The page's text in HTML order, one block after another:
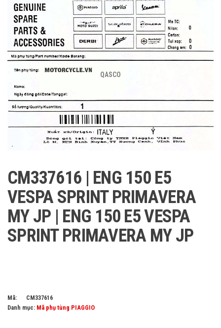
QASCO
CM337616 | ENG 150 E5
VESPA SPRINT PRIMAVERA
MY JP | ENG 150 E5 VESPA
SPRINT PRIMAVERA MY JP
Mã:
CM337616
Danh mục: Mã phụ tùng PIAGGIO